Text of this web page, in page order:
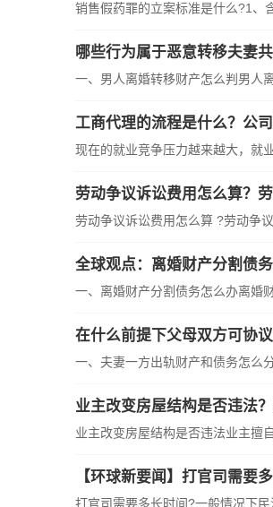
销售假药罪的立案标准是什么?1、
哪些行为属于恶意转移夫妻共
一、男人离婚转移财产怎么判男人
工商代理的流程是什么？公
现在的就业竞争压力越来越大，就
劳动争议诉讼费用怎么算？
劳动争议诉讼费用怎么算 ?劳动争
全球观点：离婚财产分割债
一、离婚财产分割债务怎么办离婚
在什么前提下父母双方可协
一、夫妻一方出轨财产和债务怎么
业主改变房屋结构是否违法
业主改变房屋结构是否违法业主擅
【环球新要闻】打官司需要
打官司需要多长时间?一般情况下